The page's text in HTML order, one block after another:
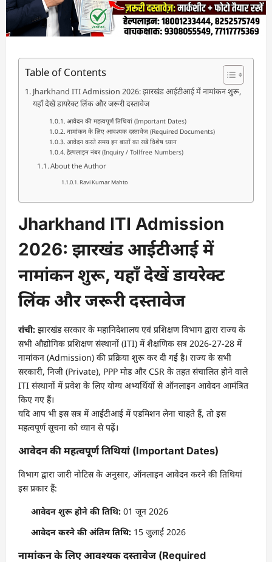
Table of Contents
Jharkhand ITI Admission 2026: झारखंड आईटीआई में नामांकन शुरू,
यहाँ देखें डायरेक्ट लिंक और जरूरी दस्तावेज
आवेदन की महत्वपूर्ण तिथियां (Important Dates)
नामांकन के लिए आवश्यक दस्तावेज (Required Documents)
आवेदन करते समय इन बातों का रखें विशेष ध्यान
हेल्पलाइन नंबर (Inquiry / Tollfree Numbers)
About the Author
Ravi Kumar Mahto
Jharkhand ITI Admission
2026: झारखंड आईटीआई में
नामांकन शुरू, यहाँ देखें डायरेक्ट
लिंक और जरूरी दस्तावेज
रांची: झारखंड सरकार के महानिदेशालय एवं प्रशिक्षण विभाग द्वारा राज्य के
सभी औद्योगिक प्रशिक्षण संस्थानों (ITI) में शैक्षणिक सत्र 2026-27-28 में
नामांकन (Admission) की प्रक्रिया शुरू कर दी गई है। राज्य के सभी
सरकारी, निजी (Private), PPP मोड और CSR के तहत संचालित होने वाले
ITI संस्थानों में प्रवेश के लिए योग्य अभ्यर्थियों से ऑनलाइन आवेदन आमंत्रित
किए गए हैं।
यदि आप भी इस सत्र में आईटीआई में एडमिशन लेना चाहते हैं, तो इस
महत्वपूर्ण सूचना को ध्यान से पढ़ें।
आवेदन की महत्वपूर्ण तिथियां (Important Dates)
विभाग द्वारा जारी नोटिस के अनुसार, ऑनलाइन आवेदन करने की तिथियां
इस प्रकार हैं:
आवेदन शुरू होने की तिथि: 01 जून 2026
आवेदन करने की अंतिम तिथि: 15 जुलाई 2026
नामांकन के लिए आवश्यक दस्तावेज (Required